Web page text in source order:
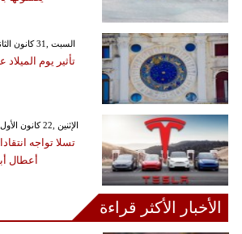
GMT 09:23 2026 السبت ,31 كانون الثاني / يناير
تأثير يوم
GMT 17:54 2025 الإثنين ,22 كانون الأول / ديسمبر
تسلا تواجه
أعطال
الأخبار الأكثر قراءة